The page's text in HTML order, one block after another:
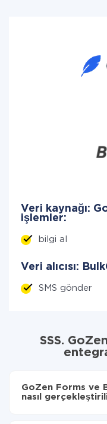
Veri kaynağı:
işlemler:
bilgi al
Veri alıcısı:
SMS gönder
SSS.
GoZen Forms ve
nasıl